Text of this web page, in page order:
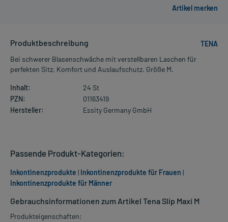
Produktbeschreibung
TENA
Bei schwerer Blasenschwäche mit verstellbaren Laschen für
perfekten Sitz, Komfort und Auslaufschutz. Größe M.
Inhalt:
24 St
PZN:
01163419
Hersteller:
Essity Germany GmbH
Gebrauchsinformationen zum Artikel Tena Slip Maxi M
Produkteigenschaften:
Passende Produkt-Kategorien:
Inkontinenzprodukte | Inkontinenzprodukte für Frauen |
Inkontinenzprodukte für Männer